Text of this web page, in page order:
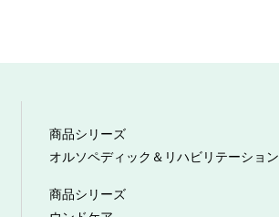
商品シリーズ
オルソペディック＆リハビリテーション
商品シリーズ